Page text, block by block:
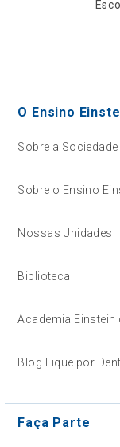
O Ensino
Sobre a Sociedade
Sobre o Ensino
Nossas Unidades
Biblioteca
Academia Einstein
Blog Fique por
Faça Parte